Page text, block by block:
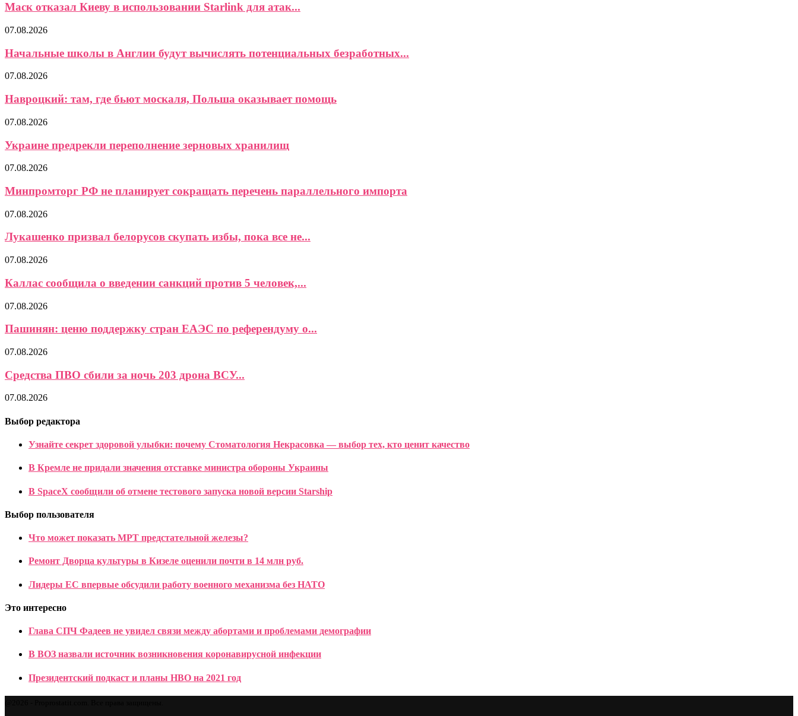
Маск отказал Киеву в использовании Starlink для атак...
07.08.2026
Начальные школы в Англии будут вычислять потенциальных безработных...
07.08.2026
Навроцкий: там, где бьют москаля, Польша оказывает помощь
07.08.2026
Украине предрекли переполнение зерновых хранилищ
07.08.2026
Минпромторг РФ не планирует сокращать перечень параллельного импорта
07.08.2026
Лукашенко призвал белорусов скупать избы, пока все не...
07.08.2026
Каллас сообщила о введении санкций против 5 человек,...
07.08.2026
Пашинян: ценю поддержку стран ЕАЭС по референдуму о...
07.08.2026
Средства ПВО сбили за ночь 203 дрона ВСУ...
07.08.2026
Выбор редактора
Узнайте секрет здоровой улыбки: почему Стоматология Некрасовка — выбор тех, кто ценит качество
В Кремле не придали значения отставке министра обороны Украины
В SpaceX сообщили об отмене тестового запуска новой версии Starship
Выбор пользователя
Что может показать МРТ предстательной железы?
Ремонт Дворца культуры в Кизеле оценили почти в 14 млн руб.
Лидеры ЕС впервые обсудили работу военного механизма без НАТО
Это интересно
Глава СПЧ Фадеев не увидел связи между абортами и проблемами демографии
В ВОЗ назвали источник возникновения коронавирусной инфекции
Президентский подкаст и планы HBO на 2021 год